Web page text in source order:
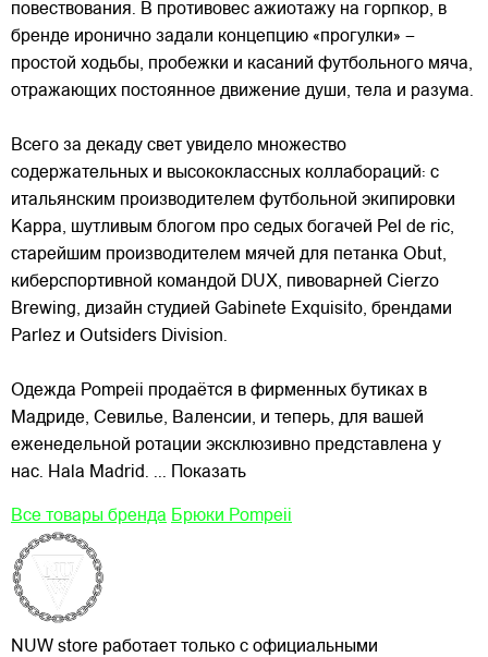
повествования. В противовес ажиотажу на горпкор, в
бренде иронично задали концепцию «прогулки» –
простой ходьбы, пробежки и касаний футбольного мяча,
отражающих постоянное движение души, тела и разума.
Всего за декаду свет увидело множество
содержательных и высококлассных коллабораций: с
итальянским производителем футбольной экипировки
Kappa, шутливым блогом про седых богачей Pel de ric,
старейшим производителем мячей для петанка Obut,
киберспортивной командой DUX, пивоварней Cierzo
Brewing, дизайн студией Gabinete Exquisito, брендами
Parlez и Outsiders Division.
Одежда Pompeii продаётся в фирменных бутиках в
Мадриде, Севилье, Валенсии, и теперь, для вашей
еженедельной ротации эксклюзивно представлена у
нас. Hala Madrid. ... Показать
Все товары бренда Брюки Pompeii
NUW store работает только с официальными